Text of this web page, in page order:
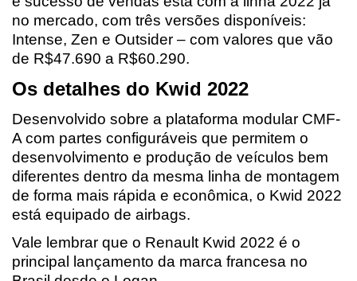
no mercado, com três versões disponíveis:
Intense, Zen e Outsider – com valores que vão
de R$47.690 a R$60.290.
Os detalhes do Kwid 2022
Desenvolvido sobre a plataforma modular CMF-
A com partes configuráveis que permitem o
desenvolvimento e produção de veículos bem
diferentes dentro da mesma linha de montagem
de forma mais rápida e econômica, o Kwid 2022
está equipado de airbags.
Vale lembrar que o Renault Kwid 2022 é o
principal lançamento da marca francesa no